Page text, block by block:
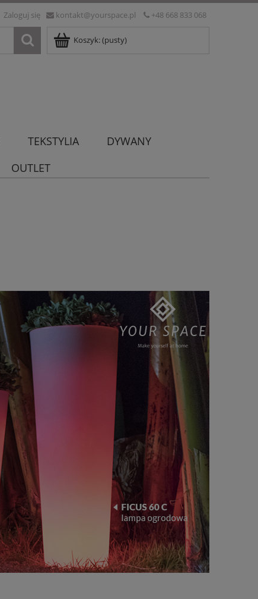
kontakt@yourspace.pl +48 668 833 068
Zaloguj się
Koszyk:(pusty)
TEKSTYLIA
DYWANY
OUTLET